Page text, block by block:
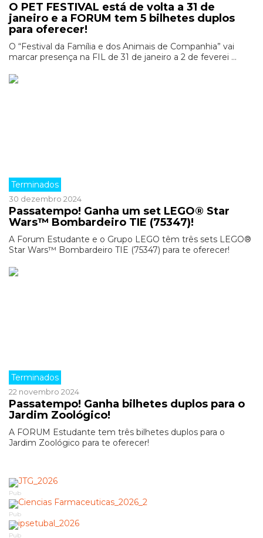
O PET FESTIVAL está de volta a 31 de
janeiro e a FORUM tem 5 bilhetes duplos
para oferecer!
O “Festival da Família e dos Animais de Companhia” vai
marcar presença na FIL de 31 de janeiro a 2 de feverei ...
Terminados
30 dezembro 2024
Passatempo! Ganha um set LEGO® Star
Wars™ Bombardeiro TIE (75347)!
A Forum Estudante e o Grupo LEGO têm três sets LEGO®
Star Wars™ Bombardeiro TIE (75347) para te oferecer!
Terminados
22 novembro 2024
Passatempo! Ganha bilhetes duplos para o
Jardim Zoológico!
A FORUM Estudante tem três bilhetes duplos para o
Jardim Zoológico para te oferecer!
Pub
Pub
Pub